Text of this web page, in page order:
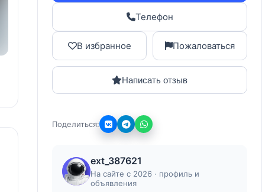
Телефон
В избранное Пожаловаться
Написать отзыв
Поделиться:
ext_387621
На сайте с 2026 · профиль и
объявления